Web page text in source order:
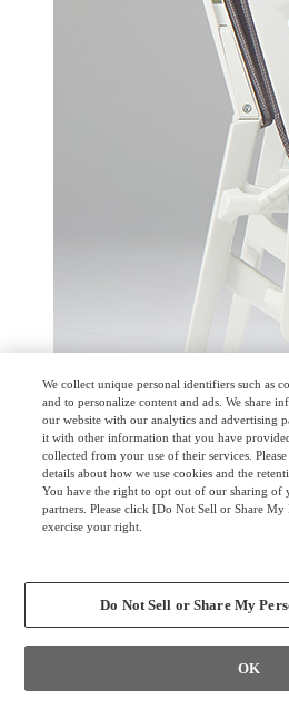
We collect unique personal identifiers such as
and to personalize content and ads. We share
our website with our analytics and advertising
it with other information that you have
collected from your use of their services.
details about how we use cookies and the
You have the right to opt out of our sharing
partners. Please click [Do Not Sell or Share
exercise your right.
Do Not Sell or Share My
OK